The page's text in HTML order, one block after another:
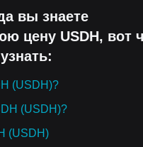
вы знаете
цену USDH, вот
(USDH)?
(USDH)?
(USDH)